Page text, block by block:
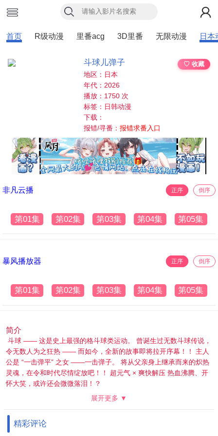
首页 R级动漫 里番acg 3D里番 无限动漫 日本
斗球儿弹子
♡ 收藏
地区：日本
年代：2026
播放：1750 次
标签：日韩动漫
下载：
报错/寻番：报错求番入口
非凡云播 正序 倒序
第01集 第02集 第03集 第04集 第05集
暴风播放器 正序 倒序
第01集 第02集 第03集 第04集 第05集
简介
斗球 —— 这是史上最强的格斗球类运动。 曾诞生过无数斗球传说，
令无数人为之狂热 —— 而如今，全新的故事即将拉开序幕！！ 主人
公是 “一击弹平” 之女 ——一击弹子。 将从父亲身上继承而来的炽热
灵魂，在令和时代尽情绽放吧！！ 超元气 × 爽快解压 热血沸腾、开
怀大笑，或许还会微微落泪！？
展开更多 ▼
精彩评论